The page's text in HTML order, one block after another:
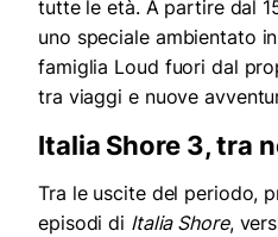
tutte le età. A partire dal
uno speciale ambientato
famiglia Loud fuori dal
tra viaggi e nuove
Italia Shore 3, tra
Tra le uscite del periodo,
episodi di Italia Shore,